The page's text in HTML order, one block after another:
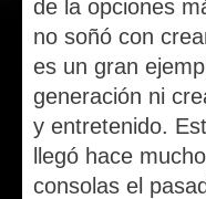
de la opciones
no soñó con
es un gran
generación ni
y entretenido.
llegó hace
consolas el